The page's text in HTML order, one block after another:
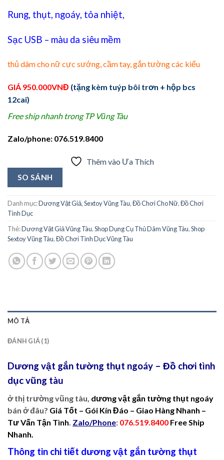
Rung, thụt, ngoáy, tỏa nhiệt,
Sạc USB – màu da siêu mềm
thủ dâm cho nữ cực sướng, cầm tay, gắn tường các kiểu
GIÁ 950.000VNĐ (tặng kèm tuýp bôi trơn + hộp bcs
12cai)
Free ship nhanh trong TP Vũng Tàu
Zalo/phone: 076.519.8400
Thêm vào Ưa Thích
SO SÁNH
Danh mục:Dương Vật Giả,Sextoy Vũng Tàu,Đồ Chơi Cho Nữ,Đồ Chơi
Tình Dục
Thẻ:Dương Vật Giả Vũng Tàu,Shop Dụng Cụ Thủ Dâm Vũng Tàu,Shop
Sextoy Vũng Tàu,Đồ Chơi Tình Dục Vũng Tàu
MÔ TẢ
ĐÁNH GIÁ (1)
Dương vật gắn tường thụt ngoáy – Đồ chơi tình
dụcvũng tàu
ở thị trường vũng tàu, dương vật gắn tường thụt ngoáy
bán ở đâu? Giá Tốt – Gói Kín Đáo – Giao Hàng Nhanh –
Tư Vấn Tận Tình Zalo/Phone: 076.519.8400 Free Ship
Nhanh.
Thông tin chi tiết dương vật gắn tường thụt